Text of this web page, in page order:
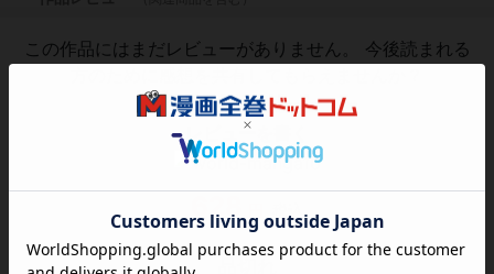
この作品にはまだレビューがありません。 今後読まれる
レビューを書く